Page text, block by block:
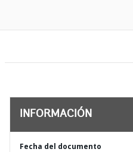
INFORMACIÓN
Fecha del documento